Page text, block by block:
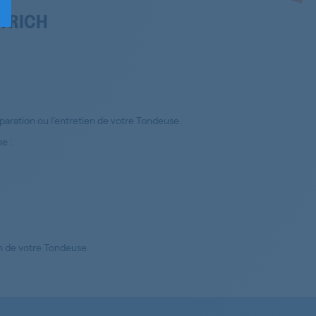
ou l’entretien de votre Tondeuse.
:
de votre Tondeuse.